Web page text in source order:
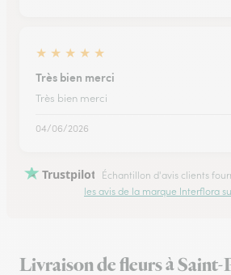
★ ★ ★ ★ ★
Très bien merci
Très bien merci
04/06/2026
Trustpilot Échantillon d'avis clients
les avis de la marque Interflora
Livraison de fleurs à Saint-